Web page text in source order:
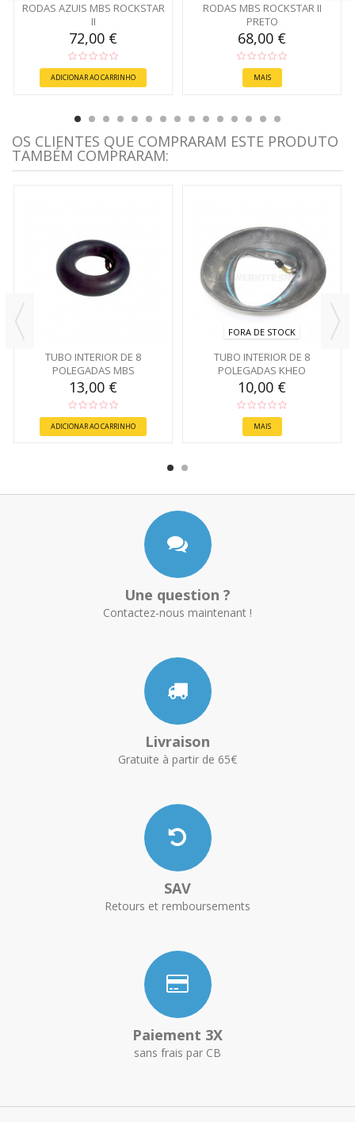
RODAS AZUIS MBS ROCKSTAR
II
72,00 €
ADICIONAR AO CARRINHO
RODAS MBS ROCKSTAR II
PRETO
68,00 €
MAIS
OS CLIENTES QUE COMPRARAM ESTE PRODUTO
TAMBÉM COMPRARAM:
TUBO INTERIOR DE 8
POLEGADAS MBS
13,00 €
ADICIONAR AO CARRINHO
FORA DE STOCK
TUBO INTERIOR DE 8
POLEGADAS KHEO
10,00 €
MAIS
Une question ?
Contactez-nous maintenant !
Livraison
Gratuite à partir de 65€
SAV
Retours et remboursements
Paiement 3X
sans frais par CB